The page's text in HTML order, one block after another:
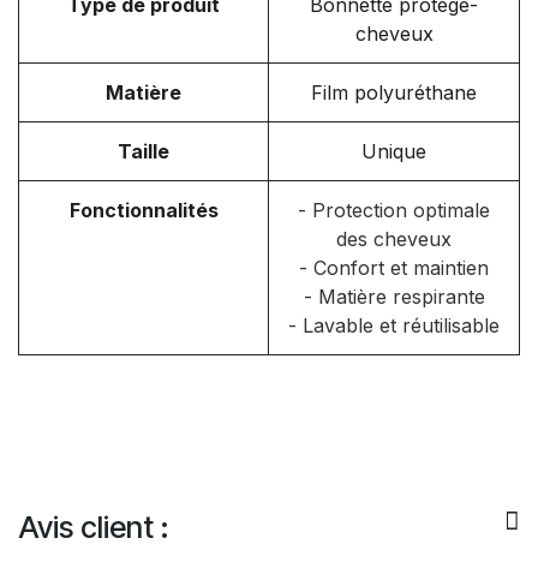
Type de produit
Bonnette protège-
cheveux
Matière Film polyuréthane
Taille Unique
Fonctionnalités
- Protection optimale
des cheveux
- Confort et maintien
- Matière respirante
- Lavable et réutilisable
Avis client :